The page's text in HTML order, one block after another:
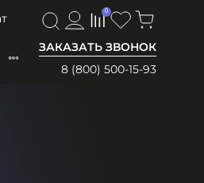
ЗАКАЗАТЬ ЗВОНОК
8 (800) 500-15-93
0